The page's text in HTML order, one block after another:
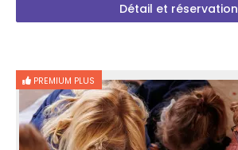
Détail et réservation
PREMIUM PLUS